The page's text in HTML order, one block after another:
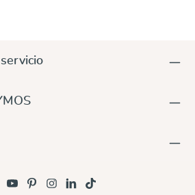
resistenti. Grazie alla pratica
Misure:Lunghezza: 16